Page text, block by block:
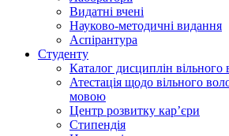
Видатні вчені
Науково-методичні видання
Аспірантура
Студенту
Каталог дисциплін вільного
Атестація щодо вільного
мовою
Центр розвитку кар’єри
Стипендія